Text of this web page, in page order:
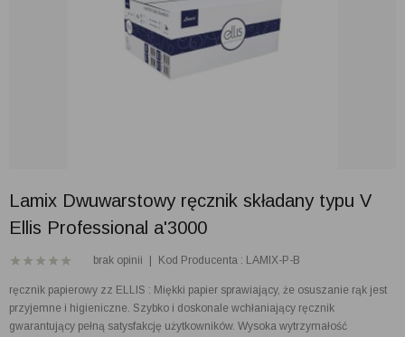
Lamix Dwuwarstowy ręcznik składany typu V
Ellis Professional a'3000
brak opinii Kod Producenta : LAMIX-P-B
ręcznik papierowy zz ELLIS : Miękki papier sprawiający, że osuszanie rąk jest
przyjemne i higieniczne. Szybko i doskonale wchłaniający ręcznik
gwarantujący pełną satysfakcję użytkowników. Wysoka wytrzymałość